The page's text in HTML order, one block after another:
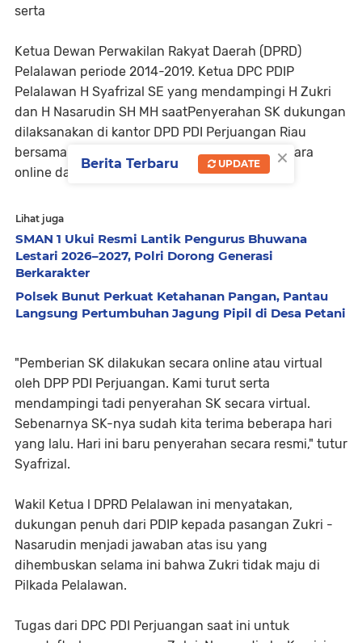
serta
Ketua Dewan Perwakilan Rakyat Daerah (DPRD)
Pelalawan periode 2014-2019. Ketua DPC PDIP
Pelalawan H Syafrizal SE yang mendampingi H Zukri
dan H Nasarudin SH MH saatPenyerahan SK dukungan
dilaksanakan di kantor DPD PDI Perjuangan Riau
bersama dengan lima kabupaten dan kota secara
online dari DPP PDIP.
Lihat juga
SMAN 1 Ukui Resmi Lantik Pengurus Bhuwana
Lestari 2026–2027, Polri Dorong Generasi
Berkarakter
Polsek Bunut Perkuat Ketahanan Pangan, Pantau
Langsung Pertumbuhan Jagung Pipil di Desa Petani
"Pemberian SK dilakukan secara online atau virtual
oleh DPP PDI Perjuangan. Kami turut serta
mendampingi tadi penyerahan SK secara virtual.
Sebenarnya SK-nya sudah kita terima beberapa hari
yang lalu. Hari ini baru penyerahan secara resmi," tutur
Syafrizal.
Wakil Ketua l DPRD Pelalawan ini menyatakan,
dukungan penuh dari PDIP kepada pasangan Zukri -
Nasarudin menjadi jawaban atas isu yang
dihembuskan selama ini bahwa Zukri tidak maju di
Pilkada Pelalawan.
Tugas dari DPC PDI Perjuangan saat ini untuk
×
Berita Terbaru UPDATE